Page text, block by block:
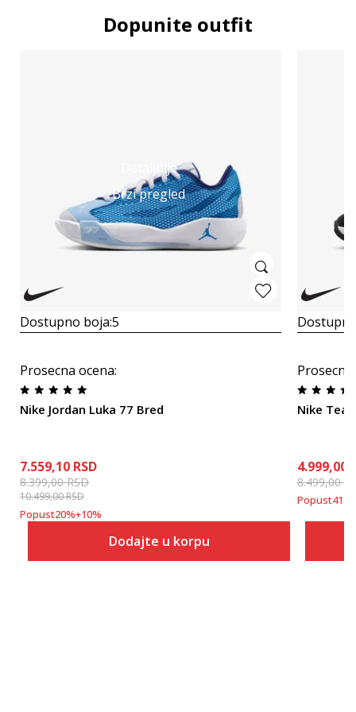
Dopunite outfit
Detaljnije
Brzi pregled
Dostupno boja:5
Prosecna ocena:
Nike Jordan Luka 77 Bred
7.559,10 RSD
8.399,00RSD
10.499,00RSD
Popust20%+10%
Dodajte u korpu
Nike
4.999,00
8.499,00
Popust41%